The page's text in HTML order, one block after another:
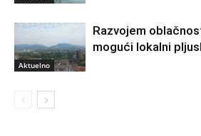
Aktuelno
Razvojem
mogući lokalni